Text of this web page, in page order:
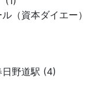
（資本ダイエー）
野道駅 (4)